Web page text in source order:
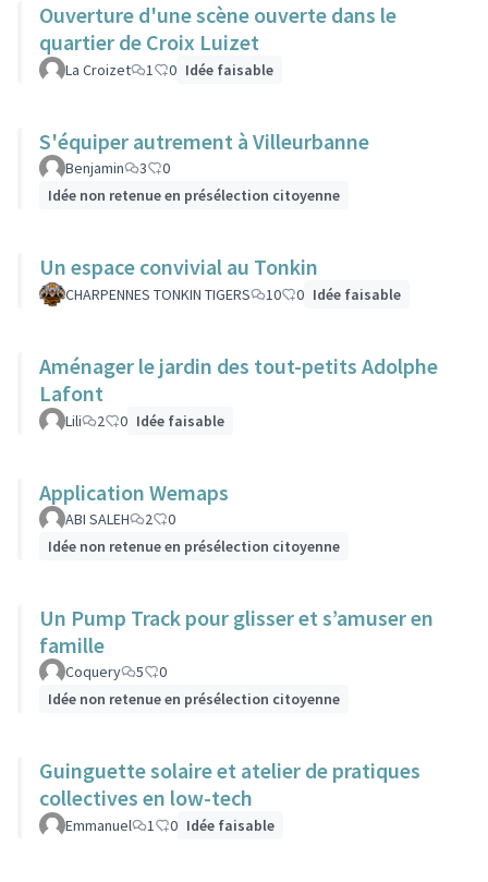
Ouverture d'une scène ouverte dans le
quartier de Croix Luizet
La Croizet 1 0 Idée faisable
S'équiper autrement à Villeurbanne
Benjamin 3
0
Idée non retenue en présélection citoyenne
Un espace convivial au Tonkin
CHARPENNES TONKIN TIGERS 10 0 Idée faisable
Aménager le jardin des tout-petits Adolphe
Lafont
Lili 2 0 Idée faisable
Application Wemaps
ABI SALEH 2
0
Idée non retenue en présélection citoyenne
Un Pump Track pour glisser et s’amuser en
famille
Coquery 5
0
Idée non retenue en présélection citoyenne
Guinguette solaire et atelier de pratiques
collectives en low-tech
Emmanuel 1 0 Idée faisable